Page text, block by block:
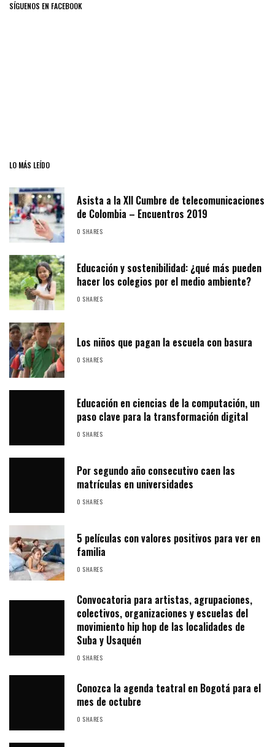
SÍGUENOS EN FACEBOOK
LO MÁS LEÍDO
Asista a la XII Cumbre de telecomunicaciones
de Colombia – Encuentros 2019
0 SHARES
Educación y sostenibilidad: ¿qué más pueden
hacer los colegios por el medio ambiente?
0 SHARES
Los niños que pagan la escuela con basura
0 SHARES
Educación en ciencias de la computación, un
paso clave para la transformación digital
0 SHARES
Por segundo año consecutivo caen las
matrículas en universidades
0 SHARES
5 películas con valores positivos para ver en
familia
0 SHARES
Convocatoria para artistas, agrupaciones,
colectivos, organizaciones y escuelas del
movimiento hip hop de las localidades de
Suba y Usaquén
0 SHARES
Conozca la agenda teatral en Bogotá para el
mes de octubre
0 SHARES